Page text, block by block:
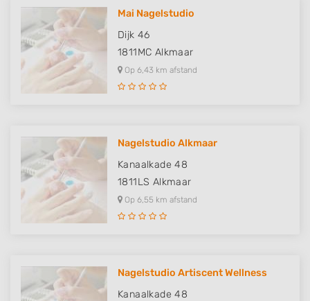
Mai Nagelstudio
Dijk 46
1811MC Alkmaar
Op 6,43 km afstand
Nagelstudio Alkmaar
Kanaalkade 48
1811LS Alkmaar
Op 6,55 km afstand
Nagelstudio Artiscent Wellness
Kanaalkade 48